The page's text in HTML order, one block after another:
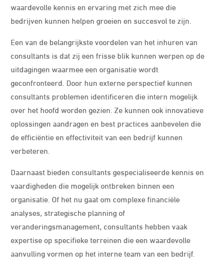
waardevolle kennis en ervaring met zich mee die
bedrijven kunnen helpen groeien en succesvol te zijn.
Een van de belangrijkste voordelen van het inhuren van
consultants is dat zij een frisse blik kunnen werpen op de
uitdagingen waarmee een organisatie wordt
geconfronteerd. Door hun externe perspectief kunnen
consultants problemen identificeren die intern mogelijk
over het hoofd worden gezien. Ze kunnen ook innovatieve
oplossingen aandragen en best practices aanbevelen die
de efficiëntie en effectiviteit van een bedrijf kunnen
verbeteren.
Daarnaast bieden consultants gespecialiseerde kennis en
vaardigheden die mogelijk ontbreken binnen een
organisatie. Of het nu gaat om complexe financiële
analyses, strategische planning of
veranderingsmanagement, consultants hebben vaak
expertise op specifieke terreinen die een waardevolle
aanvulling vormen op het interne team van een bedrijf.